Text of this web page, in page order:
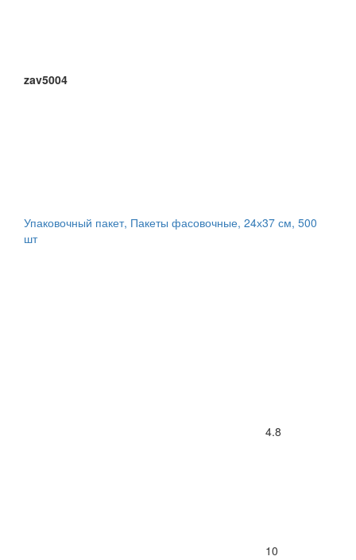
zav5004
Упаковочный пакет, Пакеты фасовочные, 24х37 см, 500
шт
4.8
10